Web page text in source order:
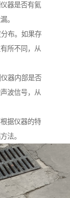
器是否有氦
。
布。如果存
所不同，从
器内部是否
波信号，从
据仪器的特
法。